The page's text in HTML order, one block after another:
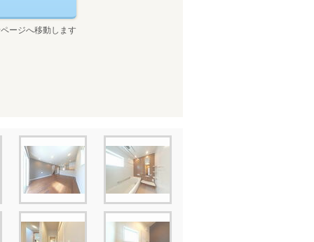
ージへ移動します